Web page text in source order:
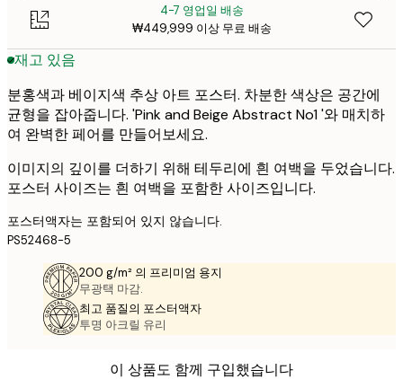
4-7 영업일 배송
₩449,999 이상 무료 배송
재고 있음
분홍색과 베이지색 추상 아트 포스터. 차분한 색상은 공간에
균형을 잡아줍니다. 'Pink and Beige Abstract No1 '와 매치하
여 완벽한 페어를 만들어보세요.
이미지의 깊이를 더하기 위해 테두리에 흰 여백을 두었습니다.
포스터 사이즈는 흰 여백을 포함한 사이즈입니다.
포스터액자는 포함되어 있지 않습니다.
PS52468-5
200 g/m² 의 프리미엄 용지
무광택 마감.
최고 품질의 포스터액자
투명 아크릴 유리
이 상품도 함께 구입했습니다